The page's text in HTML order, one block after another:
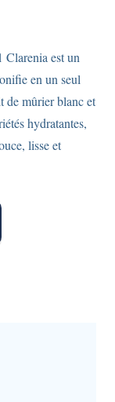
est un
en un seul
de mûrier blanc et
hydratantes,
lisse et